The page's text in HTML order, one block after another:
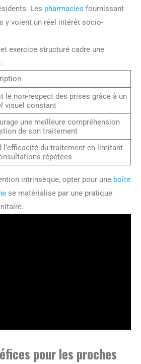
Les pharmacies fournissant
y voient un réel intérêt socio-
exercice structuré cadre une
le non-respect des prises grâce à un
visuel constant
une meilleure compréhension
de son traitement
l’efficacité du traitement en limitant
répétées
intrinsèque, opter pour une boîte
se matérialise par une pratique
pour les proches